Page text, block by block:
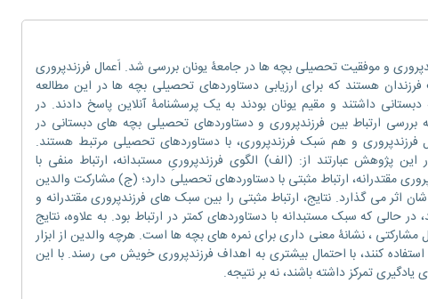
و موفقیت تحصیلی بچه ها در جامعۀ یونان بررسی شد. اَعمال فرزندپروری
هستند که برای ارزیابی دستاوردهای تحصیلی بچه ها در این مطالعه
یک بچۀ دبستانی داشتند و مقیم یونان بودند به یک پرسشنامۀ آنلاین پاسخ دادند. در
ارتباط بین فرزندپروری و دستاوردهای تحصیلی بچه های دبستانی در
فرزندپروری و هم سَبک فرزندپروری، با دستاوردهای تحصیلی مرتبط هستند.
این پژوهش عبارتند از: (الف) الگوی فرزندپروریِ مستبدانه، ارتباط منفی با
مقتدرانه، ارتباط مثبتی با دستاوردهای تحصیلی دارد؛ (ج) مشارکت والدین
اثر می گذارد. نتایج، ارتباط مثبتی را بین سبک های فرزندپروری مقتدرانه و
که سبک مستبدانه با دستاوردهای کمتر در ارتباط بود. به علاوه، نتایج
، نشانۀ معنی داری برای نمره های بچه ها است. هرچه والدین از ابزار
استفاده کنند، با احتمال بیشتری به اهداف فرزندپروری خویش می رسند. با این
تمرکز داشته باشند، نه بر نتیجه.